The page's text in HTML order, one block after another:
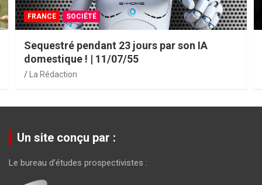
SCIENCES & TECHNOS SOCIÉTÉ
Les premiers bijoux « vivants » présentés au
public | 11/06/2055
La Rédaction
Un site conçu par :
Le bureau d’études prospectivistes :